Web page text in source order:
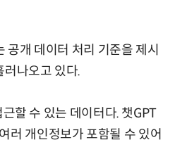
개 데이터 처리 기준을 제시
나오고 있다.
할 수 있는 데이터다. 챗GPT
러 개인정보가 포함될 수 있어